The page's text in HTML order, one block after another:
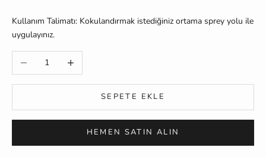
Kullanım Talimatı: Kokulandırmak istediğiniz ortama sprey yolu ile
uygulayınız.
Miktarı azalt Miktarı artır
SEPETE EKLE
HEMEN SATIN ALIN